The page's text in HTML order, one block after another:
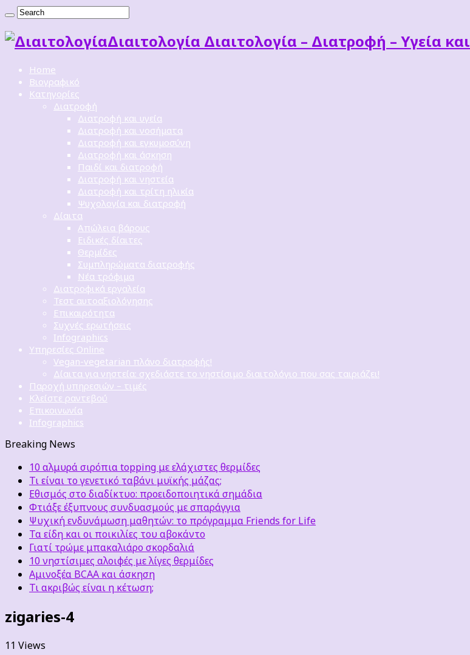
Διαιτoλογία Διαιτολογία – Διατροφή – Υγεία
Home
Βιογραφικό
Κατηγορίες
Διατροφή
Διατροφή και υγεία
Διατροφή και νοσήματα
Διατροφή και εγκυμοσύνη
Διατροφή και άσκηση
Παιδί και διατροφή
Διατροφή και νηστεία
Διατροφή και τρίτη ηλικία
Ψυχολογία και διατροφή
Δίαιτα
Απώλεια βάρους
Ειδικές δίαιτες
Θερμίδες
Συμπληρώματα διατροφής
Νέα τρόφιμα
Διατροφικά εργαλεία
Τεστ αυτοαξιολόγησης
Επικαιρότητα
Συχνές ερωτήσεις
Infographics
Υπηρεσίες Online
Vegan-vegetarian πλάνο διατροφής!
Δίαιτα για νηστεία: σχεδιάστε το νηστίσιμο διαιτολόγιο που σας ταιριάζει!
Παροχή υπηρεσιών – τιμές
Κλείστε ραντεβού
Επικοινωνία
Infographics
Breaking News
10 αλμυρά σιρόπια topping με ελάχιστες θερμίδες
Τι είναι το γενετικό ταβάνι μυϊκής μάζας;
Εθισμός στο διαδίκτυο: προειδοποιητικά σημάδια
Φτιάξε έξυπνους συνδυασμούς με σπαράγγια
Ψυχική ενδυνάμωση μαθητών: το πρόγραμμα Friends for Life
Τα είδη και οι ποικιλίες του αβοκάντο
Γιατί τρώμε μπακαλιάρο σκορδαλιά
10 νηστίσιμες αλοιφές με λίγες θερμίδες
Αμινοξέα BCAA και άσκηση
Τι ακριβώς είναι η κέτωση;
zigaries-4
11 Views